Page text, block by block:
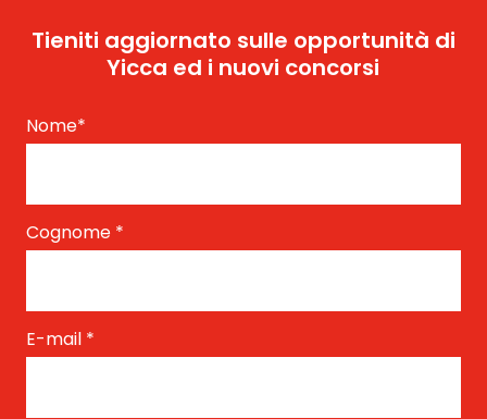
Tieniti aggiornato sulle opportunità di
Yicca ed i nuovi concorsi
Nome*
Cognome *
E-mail *